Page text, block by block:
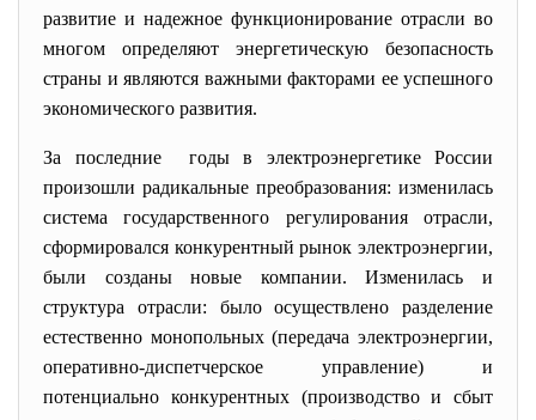
развитие и надежное функционирование отрасли во
многом определяют энергетическую безопасность
страны и являются важными факторами ее успешного
экономического развития.
За последние годы в электроэнергетике России
произошли радикальные преобразования: изменилась
система государственного регулирования отрасли,
сформировался конкурентный рынок электроэнергии,
были созданы новые компании. Изменилась и
структура отрасли: было осуществлено разделение
естественно монопольных (передача электроэнергии,
оперативно-диспетчерское управление) и
потенциально конкурентных (производство и сбыт